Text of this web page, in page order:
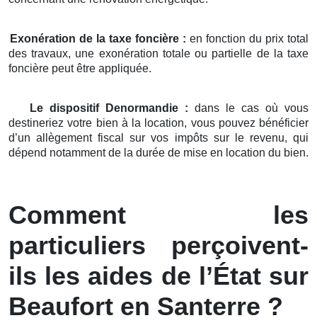
Exonération de la taxe foncière : en fonction du prix total
des travaux, une exonération totale ou partielle de la taxe
foncière peut être appliquée.
Le dispositif Denormandie : dans le cas où vous
destineriez votre bien à la location, vous pouvez bénéficier
d’un allègement fiscal sur vos impôts sur le revenu, qui
dépend notamment de la durée de mise en location du bien.
Comment les
particuliers perçoivent-
ils les aides de l’État sur
Beaufort en Santerre ?